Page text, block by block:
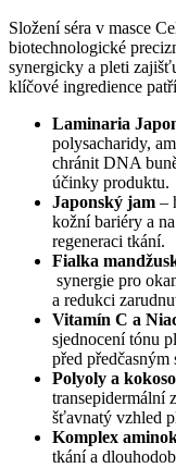
Složení séra v masce
biotechnologické
synergicky a pleti
klíčové ingredience
Laminaria
polysacharidy,
chránit DNA
účinky produktu.
Japonský jam –
kožní bariéry a
regeneraci tkání.
Fialka
synergie pro
a redukci
Vitamín C a
sjednocení tónu
před předčasným
Polyoly a
transepidermální
šťavnatý vzhled
Komplex
tkání a